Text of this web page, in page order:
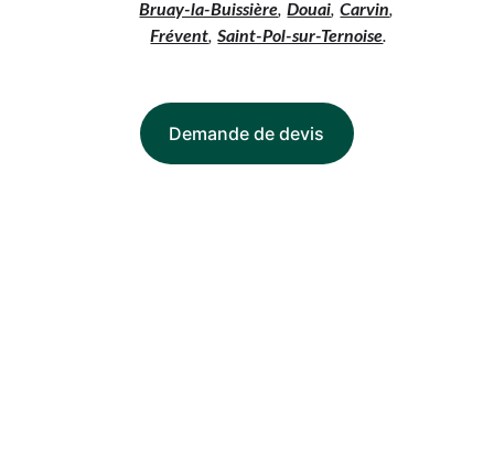
Bruay-la-Buissière, Douai, Carvin,
Frévent, Saint-Pol-sur-Ternoise.
Demande de devis